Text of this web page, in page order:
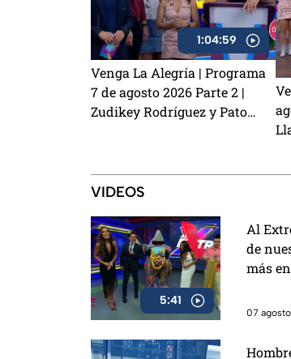
1:04:59
Venga La Alegría | Programa
7 de agosto 2026 Parte 2 |
Zudikey Rodríguez y Pato
Palabras
VIDEOS
5:41
Al
de
más
07